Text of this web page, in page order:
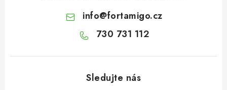
info@fortamigo.cz
730 731 112